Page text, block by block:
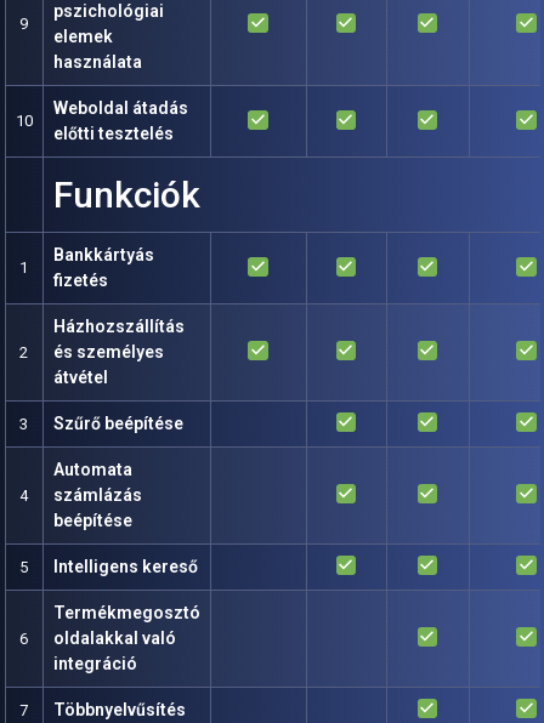
9
pszichológiai
elemek
használata
done done done done
10
Weboldal átadás
előtti tesztelés
done done done done
Funkciók
1
Bankkártyás
fizetés
done done done done
2
Házhozszállítás
és személyes
átvétel
done done done done
3 Szűrő beépítése done done done
4
Automata
számlázás
beépítése
done done done
5 Intelligens kereső done done done
6
Termékmegosztó
oldalakkal való
integráció
done done
7 Többnyelvűsítés done done